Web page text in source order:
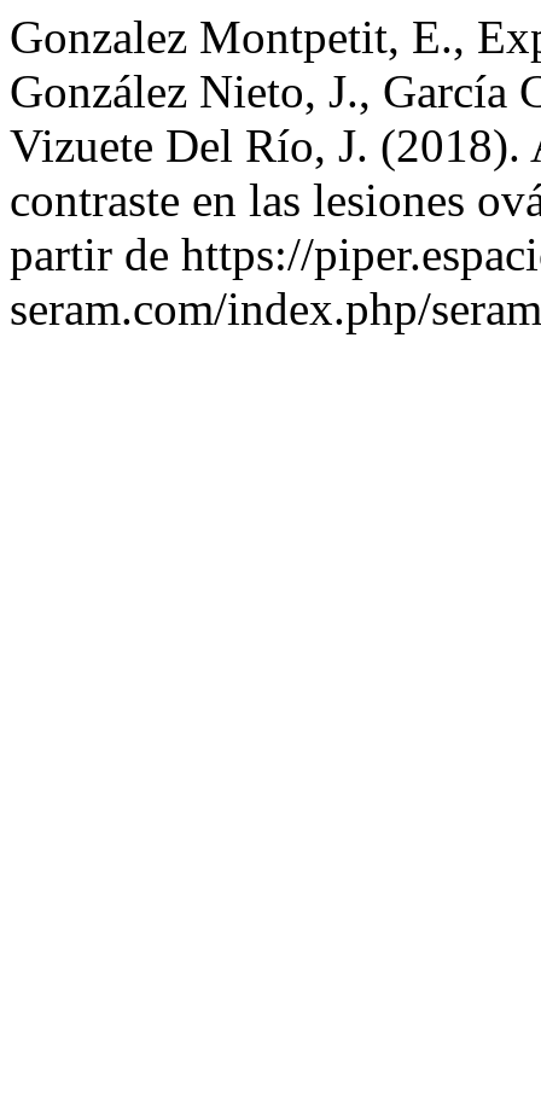
Gonzalez Montpetit, E.,
González Nieto, J., García
Vizuete Del Río, J. (2018).
contraste en las lesiones
partir de https://
seram.com/index.php/